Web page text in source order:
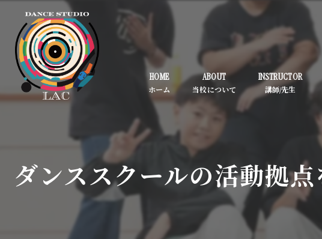
HOME ABOUT INSTRUCTOR
ダンススクールの活動拠